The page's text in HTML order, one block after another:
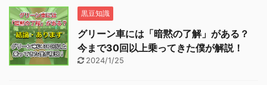
黒豆知識
グリーン車には「暗黙の了解」がある？
今まで30回以上乗ってきた僕が解説！
2024/1/25